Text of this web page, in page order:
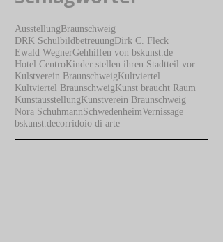
August 2016 (1)1 Beitrag
Schlagwörter
Ausstellung Braunschweig
DRK SchulbildbetreuungDirk C. Fleck
Ewald WegnerGehhilfen von bskunst.de
Hotel CentroKinder stellen ihren Stadtteil vor
Kulstverein BraunschweigKultviertel
Kultviertel BraunschweigKunst braucht Raum
KunstausstellungKunstverein Braunschweig